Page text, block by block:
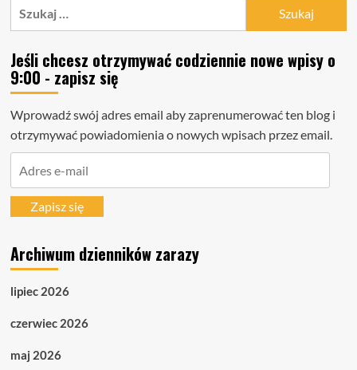
Jeśli chcesz otrzymywać codziennie nowe wpisy o
9:00 - zapisz się
Wprowadź swój adres email aby zaprenumerować ten blog i
otrzymywać powiadomienia o nowych wpisach przez email.
mailZapisz się
Archiwum dzienników zarazy
lipiec 2026
czerwiec 2026
maj 2026